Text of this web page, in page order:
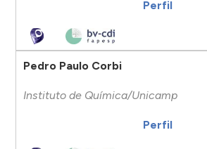
Perfil
Pedro Paulo Corbi
Instituto de Química/Unicamp
Perfil